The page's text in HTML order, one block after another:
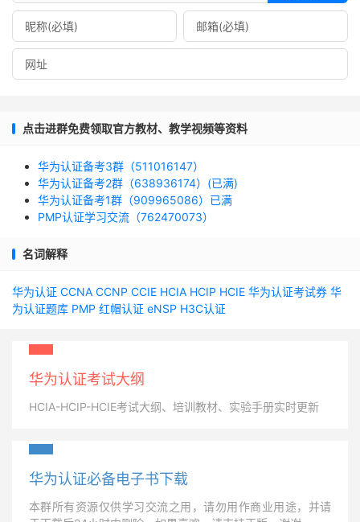
点击进群免费领取官方教材、教学视频等资料
华为认证备考3群（511016147）
华为认证备考2群（638936174）(已满)
华为认证备考1群（909965086）已满
PMP认证学习交流（762470073）
名词解释
华为认证 CCNA CCNP CCIE HCIA HCIP HCIE 华为认证考试券 华
为认证题库 PMP 红帽认证 eNSP H3C认证
华为认证考试大纲
HCIA-HCIP-HCIE考试大纲、培训教材、实验手册实时更新
华为认证必备电子书下载
本群所有资源仅供学习交流之用，请勿用作商业用途，并请